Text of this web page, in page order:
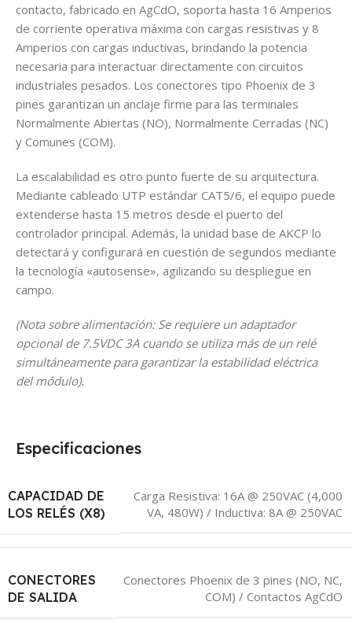
contacto, fabricado en AgCdO, soporta hasta 16 Amperios
de corriente operativa máxima con cargas resistivas y 8
Amperios con cargas inductivas, brindando la potencia
necesaria para interactuar directamente con circuitos
industriales pesados. Los conectores tipo Phoenix de 3
pines garantizan un anclaje firme para las terminales
Normalmente Abiertas (NO), Normalmente Cerradas (NC)
y Comunes (COM).
La escalabilidad es otro punto fuerte de su arquitectura.
Mediante cableado UTP estándar CAT5/6, el equipo puede
extenderse hasta 15 metros desde el puerto del
controlador principal. Además, la unidad base de AKCP lo
detectará y configurará en cuestión de segundos mediante
la tecnología «autosense», agilizando su despliegue en
campo.
(Nota sobre alimentación: Se requiere un adaptador
opcional de 7.5VDC 3A cuando se utiliza más de un relé
simultáneamente para garantizar la estabilidad eléctrica
del módulo).
Especificaciones
CAPACIDAD DE
LOS RELÉS (X8)
Carga Resistiva: 16A @ 250VAC (4,000
VA, 480W) / Inductiva: 8A @ 250VAC
CONECTORES
DE SALIDA
Conectores Phoenix de 3 pines (NO, NC,
COM) / Contactos AgCdO